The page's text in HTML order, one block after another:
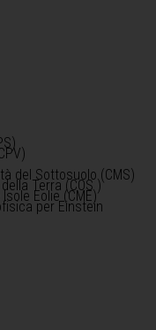
del Sottosuolo (CMS)
Terra (COS )
Eolie (CME)
per Einstein